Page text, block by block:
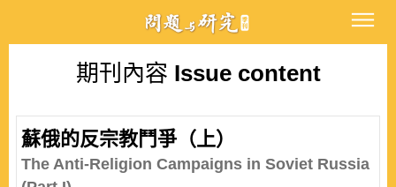
期刊內容 Issue content
蘇俄的反宗教鬥爭（上）
The Anti-Religion Campaigns in Soviet Russia